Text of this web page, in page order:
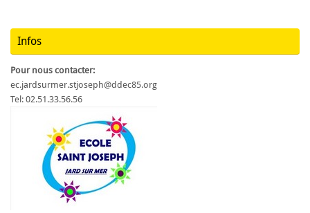
Infos
Pour nous contacter:
ec.jardsurmer.stjoseph@ddec85.org
Tel: 02.51.33.56.56